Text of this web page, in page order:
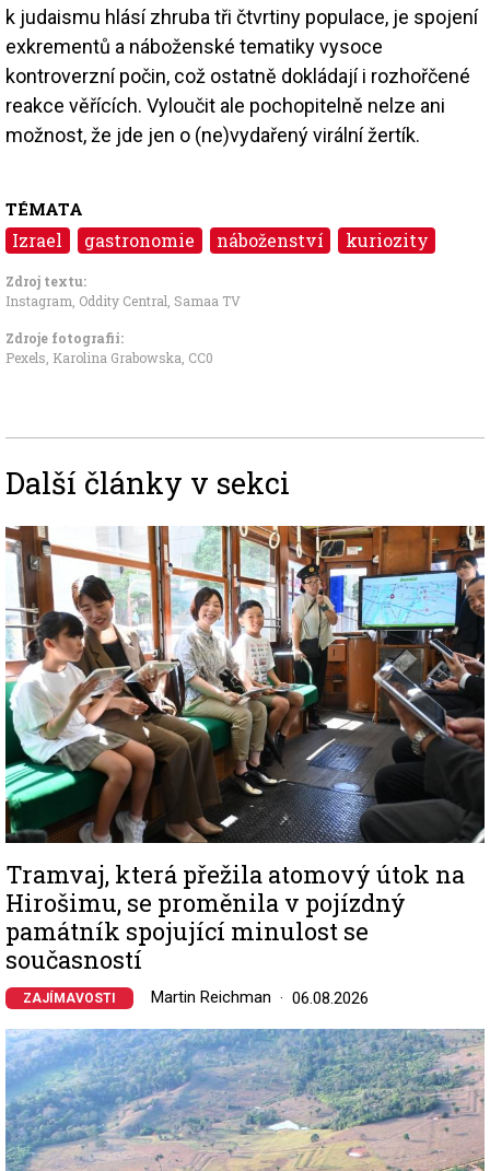
k judaismu hlásí zhruba tři čtvrtiny populace, je spojení
exkrementů a náboženské tematiky vysoce
kontroverzní počin, což ostatně dokládají i rozhořčené
reakce věřících. Vyloučit ale pochopitelně nelze ani
možnost, že jde jen o (ne)vydařený virální žertík.
TÉMATA
Izrael gastronomie náboženství kuriozity
Zdroj textu:
Instagram Oddity Central Samaa TV
Zdroje fotografii:
Pexels, Karolina Grabowska CC0
Další články v sekci
Image
Tramvaj, která přežila atomový útok na
Hirošimu, se proměnila v pojízdný
památník spojující minulost se
současností
ZAJÍMAVOSTI Martin Reichman 06.08.2026
Image